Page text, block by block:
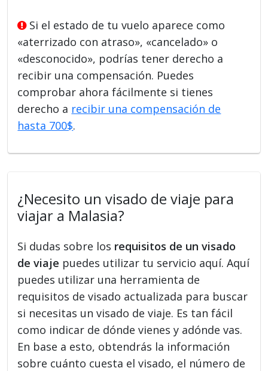
Si el estado de tu vuelo aparece como
«aterrizado con atraso», «cancelado» o
«desconocido», podrías tener derecho a
recibir una compensación. Puedes
comprobar ahora fácilmente si tienes
derecho a recibir una compensación de
hasta 700$.
¿Necesito un visado de viaje para
viajar a Malasia?
Si dudas sobre los requisitos de un visado
de viaje puedes utilizar tu servicio aquí. Aquí
puedes utilizar una herramienta de
requisitos de visado actualizada para buscar
si necesitas un visado de viaje. Es tan fácil
como indicar de dónde vienes y adónde vas.
En base a esto, obtendrás la información
sobre cuánto cuesta el visado, el número de